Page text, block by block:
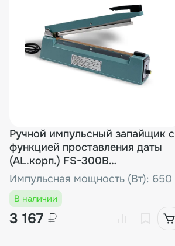
Ручной импульсный запайщик с
функцией проставления даты
(AL.корп.) FS-300B
(Выставочный образец)
Импульсная мощность (Вт): 650
В наличии
3 167 ₽